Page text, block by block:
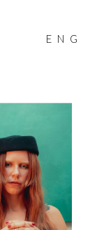
ENG